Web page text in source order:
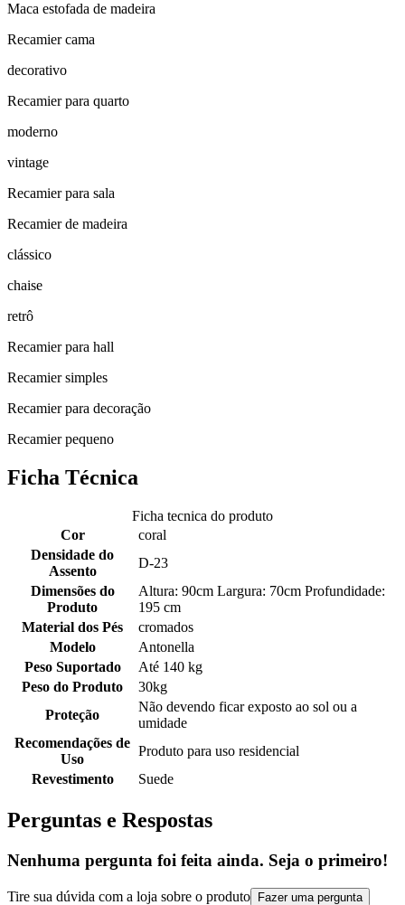
Maca estofada de madeira
Recamier cama
decorativo
Recamier para quarto
moderno
vintage
Recamier para sala
Recamier de madeira
clássico
chaise
retrô
Recamier para hall
Recamier simples
Recamier para decoração
Recamier pequeno
Ficha Técnica
Ficha tecnica do produto
Cor
coral
Densidade do
Assento
D-23
Dimensões do
Produto
Altura: 90cm Largura: 70cm Profundidade:
195 cm
Material dos Pés
cromados
Modelo
Antonella
Peso Suportado
Até 140 kg
Peso do Produto
30kg
Proteção
Não devendo ficar exposto ao sol ou a
umidade
Recomendações de
Uso
Produto para uso residencial
Revestimento
Suede
Perguntas e Respostas
Nenhuma pergunta foi feita ainda. Seja o primeiro!
Tire sua dúvida com a loja sobre o produto Fazer uma pergunta